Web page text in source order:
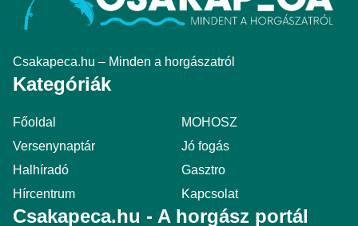
Csakapeca.hu – Minden a horgászatról
Kategóriák
Főoldal
MOHOSZ
Versenynaptár
Jó fogás
Halhíradó
Gasztro
Hírcentrum
Kapcsolat
Csakapeca.hu - A horgász portál